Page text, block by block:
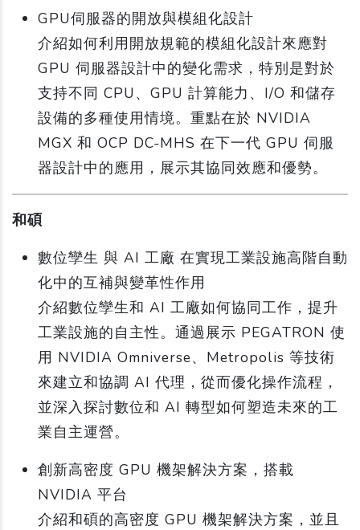
GPU伺服器的開放與模組化設計
介紹如何利用開放規範的模組化設計來應對
GPU 伺服器設計中的變化需求，特別是對於
支持不同 CPU、GPU 計算能力、I/O 和儲存
設備的多種使用情境。重點在於 NVIDIA
MGX 和 OCP DC-MHS 在下一代 GPU 伺服
器設計中的應用，展示其協同效應和優勢。
和碩
數位孿生 與 AI 工廠 在實現工業設施高階自動
化中的互補與變革性作用
介紹數位孿生和 AI 工廠如何協同工作，提升
工業設施的自主性。通過展示 PEGATRON 使
用 NVIDIA Omniverse、Metropolis 等技術
來建立和協調 AI 代理，從而優化操作流程，
並深入探討數位和 AI 轉型如何塑造未來的工
業自主運營。
創新高密度 GPU 機架解決方案，搭載
NVIDIA 平台
介紹和碩的高密度 GPU 機架解決方案，並且